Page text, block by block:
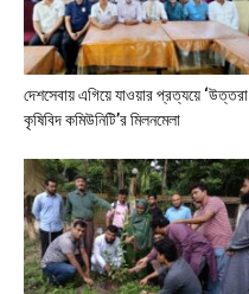
দেশসেবায় এগিয়ে যাওয়ার প্রত্যয়ে ‘উত্তরা
কৃষিবিদ কমিউনিটি’র মিলনমেলা